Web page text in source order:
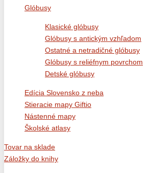
Glóbusy
Klasické glóbusy
Glóbusy s antickým vzhľadom
Ostatné a netradičné glóbusy
Glóbusy s reliéfnym povrchom
Detské glóbusy
Edícia Slovensko z neba
Stieracie mapy Giftio
Nástenné mapy
Školské atlasy
Tovar na sklade
Záložky do knihy